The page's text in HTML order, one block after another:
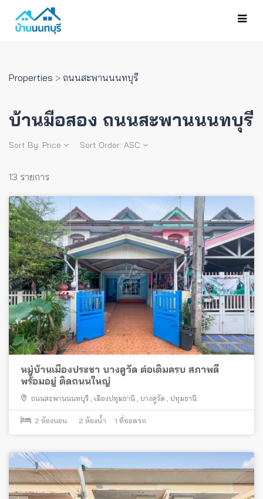
Properties > ถนนสะพานนนทบุรี
บ้านมือสอง ถนนสะพานนนทบุรี
Sort By: Price Sort Order: ASC
13 รายการ
หมู่บ้านเมืองประชา บางคูวัด ต่อเติมครบ สภาพดี
พร้อมอยู่ ติดถนนใหญ่
ถนนสะพานนนทบุรี เมืองปทุมธานี บางคูวัด ปทุมธานี
2 ห้องนอน 2 ห้องน้ำ 1 ที่จอดรถ